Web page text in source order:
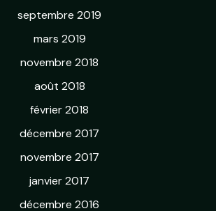
septembre 2019
mars 2019
novembre 2018
août 2018
février 2018
décembre 2017
novembre 2017
janvier 2017
décembre 2016